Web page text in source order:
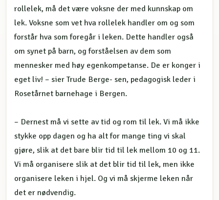
rollelek, må det være voksne der med kunnskap om
lek. Voksne som vet hva rollelek handler om og som
forstår hva som foregår i leken. Dette handler også
om synet på barn, og forståelsen av dem som
mennesker med høy egenkompetanse. De er konger i
eget liv! – sier Trude Berge- sen, pedagogisk leder i
Rosetårnet barnehage i Bergen.
– Dernest må vi sette av tid og rom til lek. Vi må ikke
stykke opp dagen og ha alt for mange ting vi skal
gjøre, slik at det bare blir tid til lek mellom 10 og 11.
Vi må organisere slik at det blir tid til lek, men ikke
organisere leken i hjel. Og vi må skjerme leken når
det er nødvendig.